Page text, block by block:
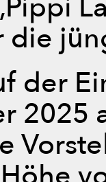
die
der
2025